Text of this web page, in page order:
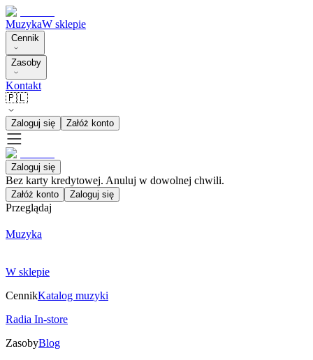
MuzykaW sklepie
Cennik
Zasoby
Kontakt
🇵🇱
Zaloguj się Załóż konto
Zaloguj się
Bez karty kredytowej. Anuluj w dowolnej chwili.
Załóż konto Zaloguj się
Przeglądaj
Muzyka
W sklepie
CennikKatalog muzyki
Radia In-store
ZasobyBlog